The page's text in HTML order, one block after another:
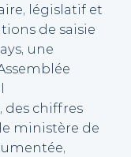
législatif et
de saisie
une
des chiffres
ministère de